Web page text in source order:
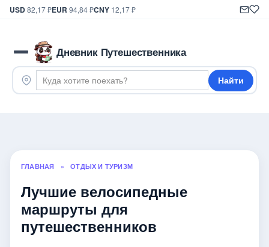
USD82,17 ₽EUR 94,84 ₽CNY 12,17 ₽
Дневник Путешественника
Найти
ГЛАВНАЯ » ОТДЫХ И ТУРИЗМ
Лучшие велосипедные
маршруты для
путешественников